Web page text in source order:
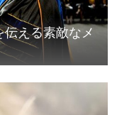
える素敵なメ